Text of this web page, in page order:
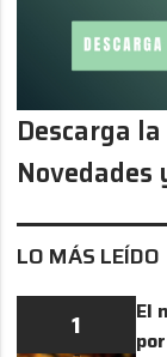
LO MÁS LEÍDO
1
El
Descarga
Novedades